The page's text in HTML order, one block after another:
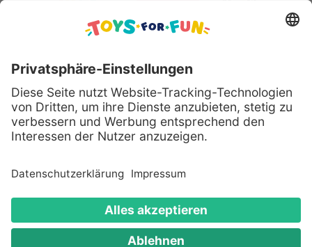
Sicher bezahlen mit:
Alle genannten Produkte und Logos sind eingetragene
Warenzeichen der jeweiligen Hersteller.
Copyright © 2008 - 2026 Toys for Fun GmbH - Alle
Rechte vorbehalten